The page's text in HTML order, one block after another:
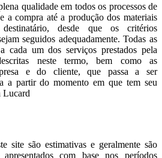
qualidade em todos os processos de
a compra até a produção dos materiais
desde que os critérios
seguidos adequadamente. Todas as
cada um dos serviços prestados pela
neste termo, bem como as
e do cliente, que passa a ser
a partir do momento em que tem seu
Lucard
site são estimativas e geralmente são
com base nos períodos